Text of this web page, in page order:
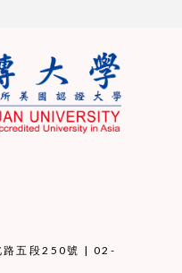
路五段250號 | 02-